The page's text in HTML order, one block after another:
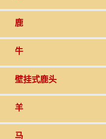
鹿
牛
壁挂式鹿头
羊
马